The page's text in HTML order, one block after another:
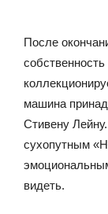
После
машина
Стивену
сухопутным
видеть.